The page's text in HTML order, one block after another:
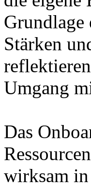
Grundlage
Stärken
Umgang
Das
wirksam